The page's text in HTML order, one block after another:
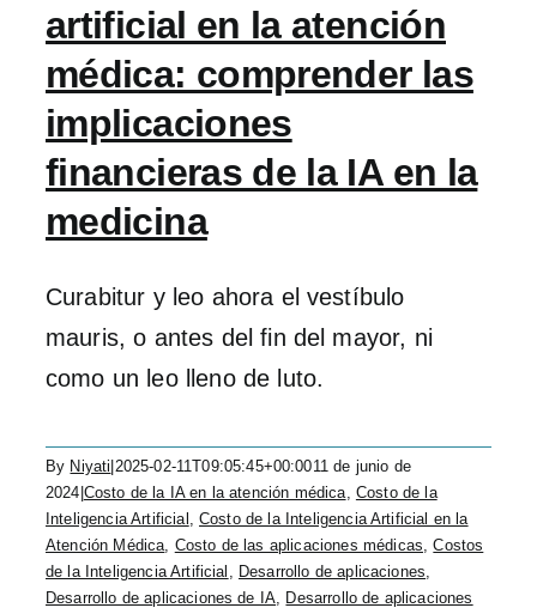
artificial en la atención
médica: comprender las
implicaciones
financieras de la IA en la
medicina
Curabitur y leo ahora el vestíbulo
mauris, o antes del fin del mayor, ni
como un leo lleno de luto.
By Niyati 2025-02-11T09:05:45+00:0011 de junio de
2024 Costo de la IA en la atención médica, Costo de la
Inteligencia Artificial ,Costo de la Inteligencia Artificial en la
Atención Médica, Costo de las aplicaciones médicas,Costos
de la Inteligencia Artificial , Desarrollo de aplicaciones,
Desarrollo de aplicaciones de IA, Desarrollo de aplicaciones